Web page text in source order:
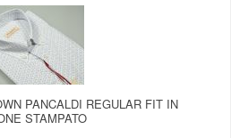
PANCALDI REGULAR FIT IN
STAMPATO